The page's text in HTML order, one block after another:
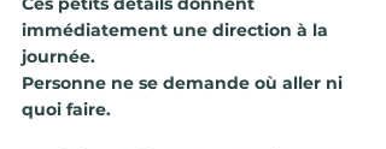
immédiatement une direction à la
journée.
Personne ne se demande où aller ni
quoi faire.